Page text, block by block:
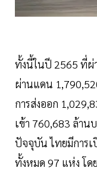
ทั้งนี้ในปี 2565 ที่ผ่
ผ่านแดน
การส่งออก
เข้า 760,683 ล้า
ปัจจุบัน ไทยมีการ
ทั้งหมด 97 แห่ง โ